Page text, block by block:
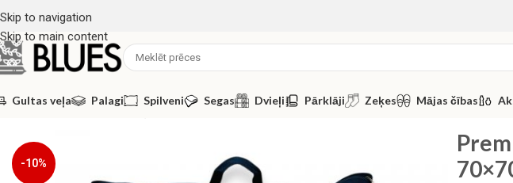
Skip to navigation
Skip to main content
Gultas veļa Palagi Spilveni Segas Dvieļi Pārklāji Zeķes Mājas čības
Spilveni Antialerģiskie spilveni Premium bambusa spilvens ELITA, Turcija 70×70 cm
-10%